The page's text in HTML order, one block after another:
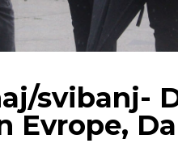
svibanj-
Evrope,